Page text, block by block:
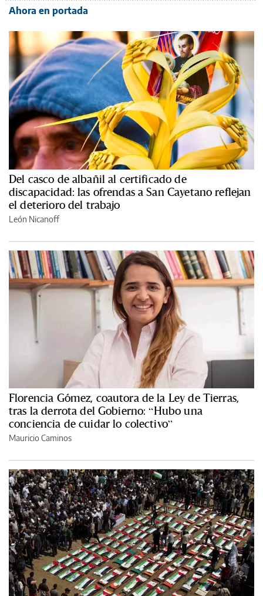
Ahora en portada
Del casco de albañil al certificado de
discapacidad: las ofrendas a San Cayetano reflejan
el deterioro del trabajo
León Nicanoff
Florencia Gómez, coautora de la Ley de Tierras,
tras la derrota del Gobierno: “Hubo una
conciencia de cuidar lo colectivo”
Mauricio Caminos